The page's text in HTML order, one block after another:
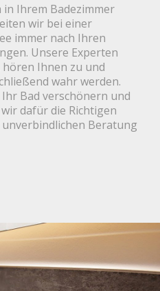
in Ihrem Badezimmer
wir bei einer
immer nach Ihren
Unsere Experten
Ihnen zu und
wahr werden.
Bad verschönern und
dafür die Richtigen
Beratung